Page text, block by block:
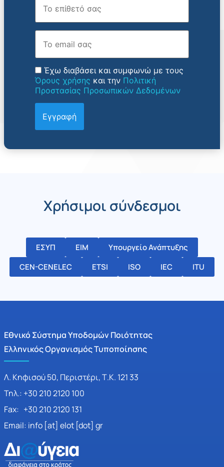
Email
Έχω διαβάσει και συμφωνώ με τους
Όρους χρήσης και την Πολιτική
Προστασίας Προσωπικών Δεδομένων
Χρήσιμοι σύνδεσμοι
ΕΣΥΠ ΕΙΜ
Υπουργείο Ανάπτυξης
CEN-CENELEC
ETSI ISO IEC ITU
Εθνικό Σύστημα Υποδομών Ποιότητας
Ελληνικός Οργανισμός Τυποποίησης
Λ. Κηφισού 50, Περιστέρι, Τ.Κ. 121 33
Τηλ.: +30 210 2120 100
Fax: +30 210 2120 131
Email: info [at] elot [dot] gr